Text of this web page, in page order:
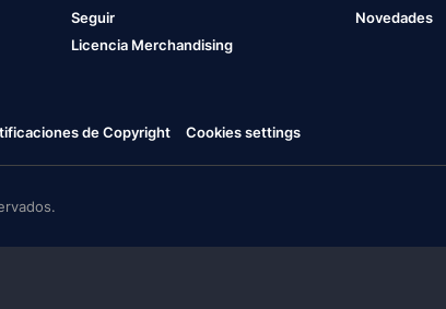
Seguir
Licencia Merchandising
Novedades
de Copyright Cookies settings